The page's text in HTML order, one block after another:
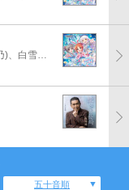
桐生つかさ(CV:河瀬茉希)、木村夏樹(CV:安野希世乃)、白雪千夜(CV:関口理咲)
五十音順